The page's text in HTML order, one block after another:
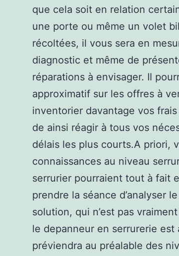
que cela soit en relation
une porte ou même un volet
récoltées, il vous sera en
diagnostic et même de
réparations à envisager. Il
approximatif sur les offres à
inventorier davantage vos
de ainsi réagir à tous vos
délais les plus courts.A priori,
connaissances au niveau
serrurier pourraient tout à fait
prendre la séance d’analyser
solution, qui n’est pas
le depanneur en serrurerie
préviendra au préalable des